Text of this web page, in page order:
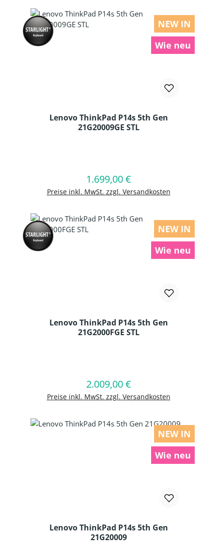
NEW IN
Wie neu
Lenovo ThinkPad P14s 5th Gen
21G20009GE STL
Regulärer Preis:
1.699,00 €
Preise inkl. MwSt. zzgl. Versandkosten
In den Warenkorb
NEW IN
Wie neu
Lenovo ThinkPad P14s 5th Gen
21G2000FGE STL
Regulärer Preis:
2.009,00 €
Preise inkl. MwSt. zzgl. Versandkosten
In den Warenkorb
NEW IN
Wie neu
Lenovo ThinkPad P14s 5th Gen
21G20009